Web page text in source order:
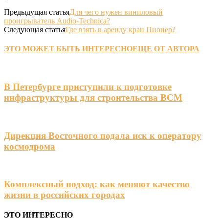
Предыдущая статьяДля чего нужен виниловый
проигрыватель Audio-Technica?
Следующая статьяГде взять в аренду кран Пионер?
ЭТО МОЖЕТ БЫТЬ ИНТЕРЕСНОЕЩЕ ОТ АВТОРА
В Петербурге приступили к подготовке
инфраструктуры для строительства ВСМ
Дирекция Восточного подала иск к оператору
космодрома
Комплексный подход: как меняют качество
жизни в российских городах
ЭТО ИНТЕРЕСНО